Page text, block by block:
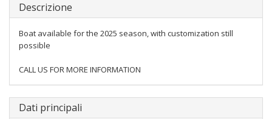
Descrizione
Boat available for the 2025 season, with customization still
possible
CALL US FOR MORE INFORMATION
Dati principali